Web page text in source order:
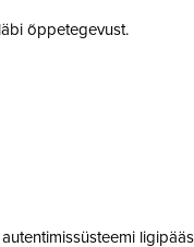
õppetegevust.